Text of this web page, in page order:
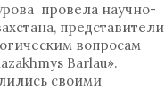
провела научно-
представители
вопросам
Barlau».
своими